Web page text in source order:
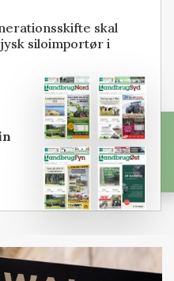
skal
siloimportør i